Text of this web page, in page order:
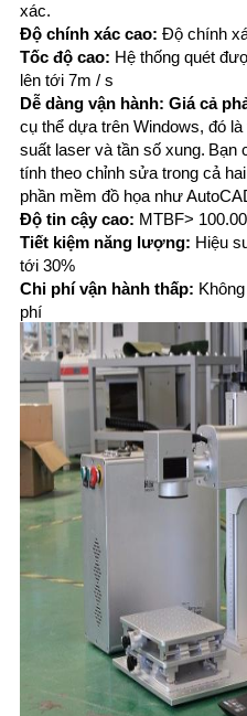
SƠ
ĐỒ
TRANG
WEB
PRIVACY
POLICY
xác.
Độ chính xác cao: Độ chính
Tốc độ cao: Hệ thống quét
lên tới 7m / s
Dễ dàng vận hành: Giá cả
cụ thể dựa trên Windows, đó
suất laser và tần số xung. Bạn
tính theo chỉnh sửa trong cả
phần mềm đồ họa như
Độ tin cậy cao: MTBF>
Tiết kiệm năng lượng: Hiệu
tới 30%
Chi phí vận hành thấp:
phí